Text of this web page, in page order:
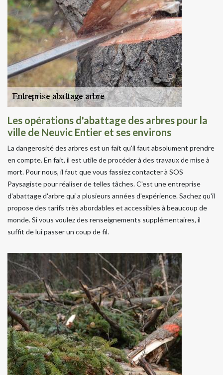
Les opérations d'abattage des arbres pour la
ville de Neuvic Entier et ses environs
La dangerosité des arbres est un fait qu'il faut absolument prendre
en compte. En fait, il est utile de procéder à des travaux de mise à
mort. Pour nous, il faut que vous fassiez contacter à SOS
Paysagiste pour réaliser de telles tâches. C'est une entreprise
d'abattage d'arbre qui a plusieurs années d'expérience. Sachez qu'il
propose des tarifs très abordables et accessibles à beaucoup de
monde. Si vous voulez des renseignements supplémentaires, il
suffit de lui passer un coup de fil.